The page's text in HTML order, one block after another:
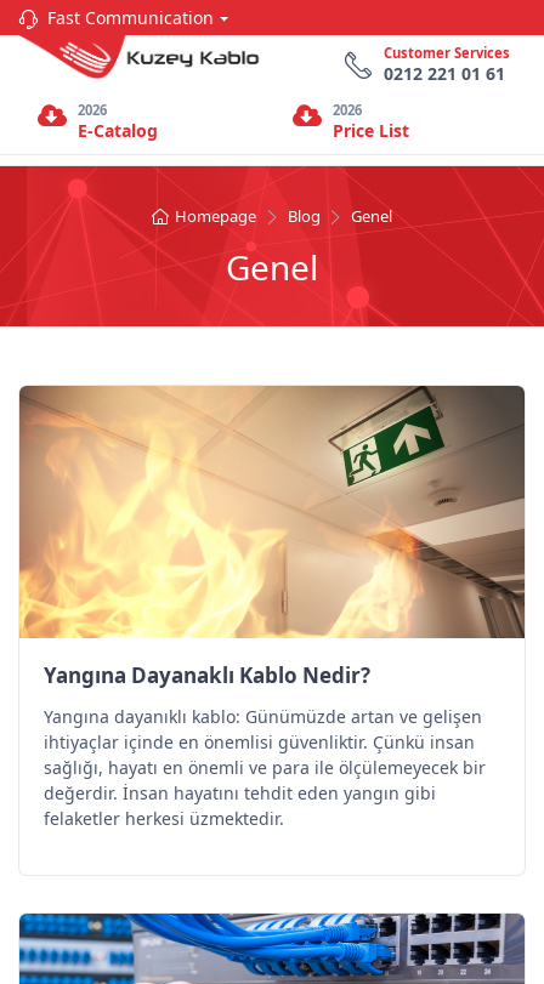
Fast Communication
Customer Services
0212 221 01 61
2026
E-Catalog
2026
Price List
Homepage Blog Genel
Genel
Yangına Dayanaklı Kablo Nedir?
Yangına dayanıklı kablo: Günümüzde artan ve gelişen
ihtiyaçlar içinde en önemlisi güvenliktir. Çünkü insan
sağlığı, hayatı en önemli ve para ile ölçülemeyecek bir
değerdir. İnsan hayatını tehdit eden yangın gibi
felaketler herkesi üzmektedir.